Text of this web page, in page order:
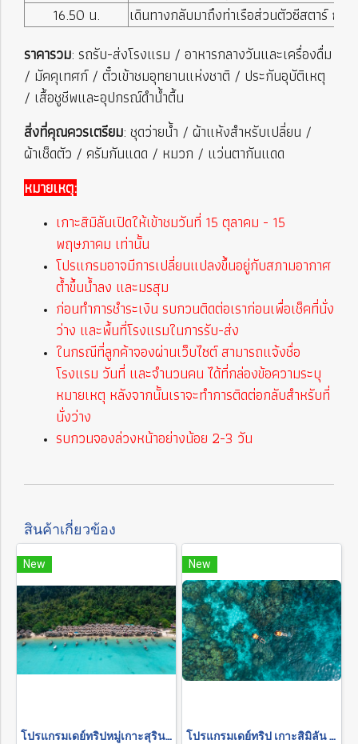
16.50 น.
เดินทางกลับมาถึงท่าเรือส่วนตัวซีสตาร์ ณ
ราคารวม: รถรับ-ส่งโรงแรม / อาหารกลางวันและเครื่องดื่ม
/ มัคคุเทศก์ / ตั๋วเข้าชมอุทยานแห่งชาติ / ประกันอุบัติเหตุ
/ เสื้อชูชีพและอุปกรณ์ดำน้ำตื้น
สิ่งที่คุณควรเตรียม: ชุดว่ายน้ำ / ผ้าแห้งสำหรับเปลี่ยน /
ผ้าเช็ดตัว / ครัมกันแดด / หมวก / แว่นตากันแดด
หมายเหตุ:
เกาะสิมิลันเปิดให้เข้าชมวันที่ 15 ตุลาคม - 15
พฤษภาคม เท่านั้น
โปรแกรมอาจมีการเปลี่ยนแปลงขึ้นอยู่กับสภามอากาศ
ต้ำขึ้นน้ำลง และมรสุม
ก่อนทำการชำระเงิน รบกวนติดต่อเราก่อนเพื่อเช็คที่นั่ง
ว่าง และพื้นที่โรงแรมในการรับ-ส่ง
ในกรณีที่ลูกค้าจองผ่านเว็บไซต์ สามารถแจ้งชื่อ
โรงแรม วันที่ และจำนวนคน ได้ที่กล่องข้อความระบุ
หมายเหตุ หลังจากนั้นเราจะทำการติดต่อกลับสำหรับที่
นั่งว่าง
รบกวนจองล่วงหน้าอย่างน้อย 2-3 วัน
สินค้าเกี่ยวข้อง
New
โปรแกรมเดย์ทริปหมู่เกาะสุรินทร์ (รับส่งเฉพาะในเขาหลัก)
New
โปรแกรมเดย์ทริป เกาะสิมิลัน โดยเรือสปีดโบ๊ท (รับส่งเฉพาะในเขาหลัก)